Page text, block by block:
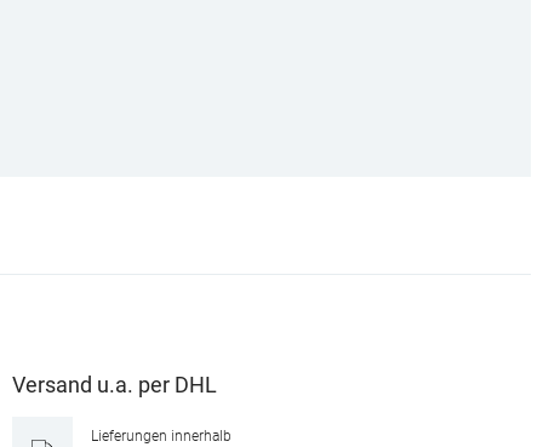
Versand u.a. per DHL
Lieferungen innerhalb